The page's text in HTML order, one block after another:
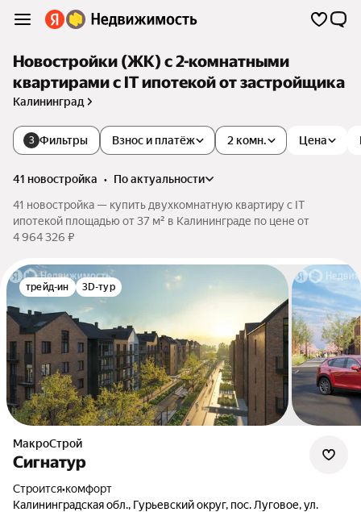
Новостройки (ЖК) с 2-комнатными
квартирами с IT ипотекой от застройщика
Калининград
3 Фильтры Цена
Взнос и платёж 2 комн.
41 новостройка •
по актуальности
41 новостройка — купить двухкомнатную квартиру с IT
ипотекой площадью от 37 м² в Калининграде по цене от
4 964 326 ₽
трейд-ин 3D-тур
МакроСтрой
Сигнатур
Строится•комфорт
Калининградская обл., Гурьевский округ, пос. Луговое, ул.